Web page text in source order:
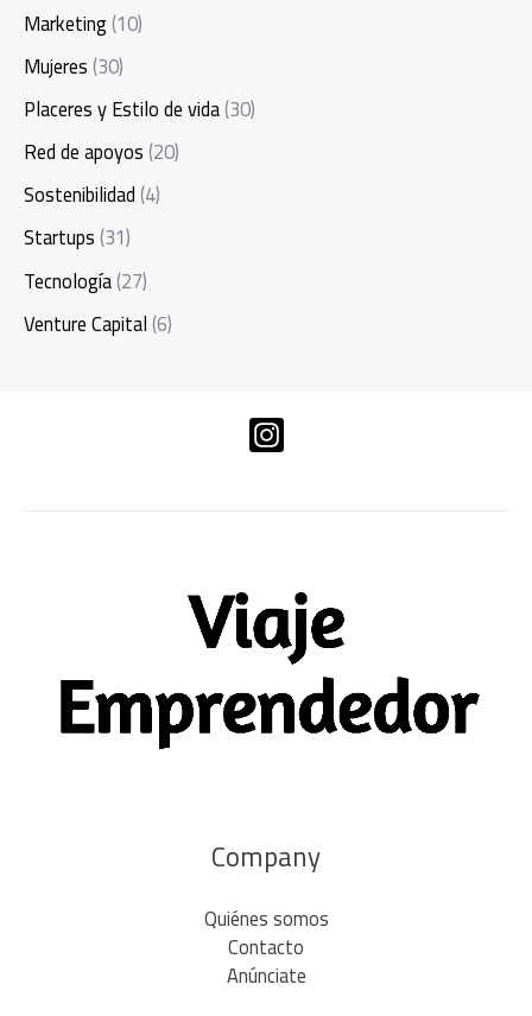
Marketing(10)
Mujeres(30)
Placeres y Estilo de vida(30)
Red de apoyos(20)
Sostenibilidad(4)
Startups(31)
Tecnología(27)
Venture Capital(6)
Company
Quiénes somos
Contacto
Anúnciate